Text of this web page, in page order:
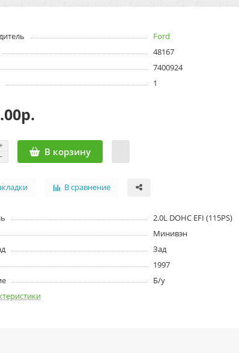
Ford
48167
7400924
1
В корзину
В сравнение
2.0L DOHC EFI (115PS)
Минивэн
Зад
1997
Б/у